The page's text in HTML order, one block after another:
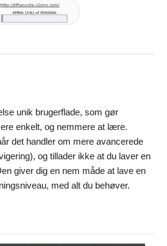
unik brugerflade, som gør
enkelt, og nemmere at lære.
det handler om mere avancerede
og tillader ikke at du laver en
giver dig en nem måde at lave en
med alt du behøver.